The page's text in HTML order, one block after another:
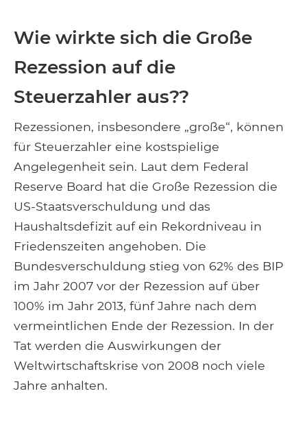
Wie wirkte sich die Große
Rezession auf die
Steuerzahler aus??
Rezessionen, insbesondere „große“, können
für Steuerzahler eine kostspielige
Angelegenheit sein. Laut dem Federal
Reserve Board hat die Große Rezession die
US-Staatsverschuldung und das
Haushaltsdefizit auf ein Rekordniveau in
Friedenszeiten angehoben. Die
Bundesverschuldung stieg von 62% des BIP
im Jahr 2007 vor der Rezession auf über
100% im Jahr 2013, fünf Jahre nach dem
vermeintlichen Ende der Rezession. In der
Tat werden die Auswirkungen der
Weltwirtschaftskrise von 2008 noch viele
Jahre anhalten.